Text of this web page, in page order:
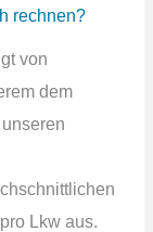
rechnen?
von
dem
Lkw aus.